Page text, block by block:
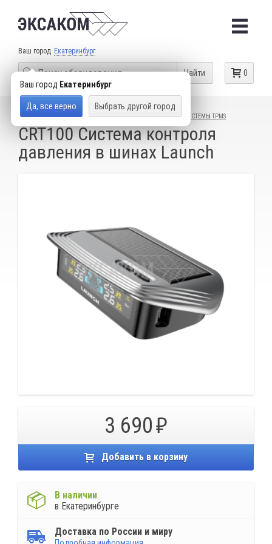
Ваш город Екатеринбург
Ваш город Екатеринбург
Да, все верно Выбрать другой город
0
Найти
КАТАЛОГ ТОВАРОВ ДИАГНОСТИЧЕСКИЕ СКАНЕРЫ СИСТЕМЫ TPMS
CRT100 Система контроля
давления в шинах Launch
3 690
Добавить в корзину
В наличии
в Екатеринбурге
Доставка по России и миру